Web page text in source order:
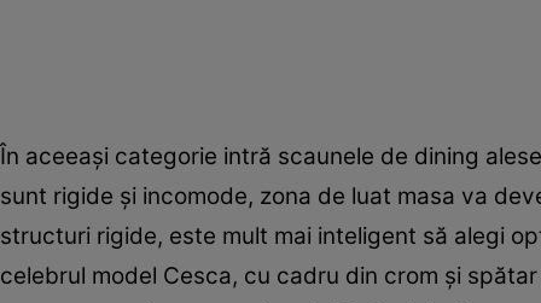
În aceeași categorie intră scaunele de dining
sunt rigide și incomode, zona de luat masa va
structuri rigide, este mult mai inteligent să alegi
celebrul model Cesca, cu cadru din crom și